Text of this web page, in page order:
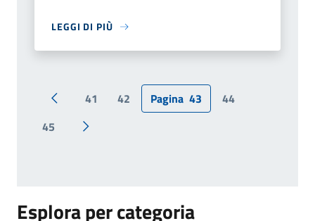
LEGGI DI PIÙ
Pagina precedente
41 42 Pagina 43
44
45
Pagina successiva
Esplora per categoria